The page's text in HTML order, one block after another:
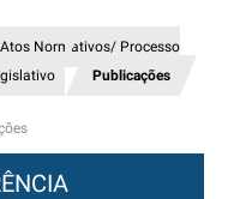
Atos Normativos/ Processo
Publicações